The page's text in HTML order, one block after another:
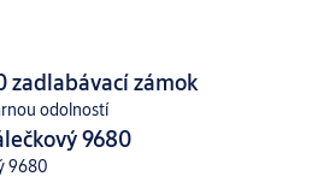
zadlabávací zámok
odolností
9680
9680